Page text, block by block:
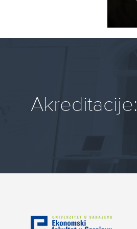
Akreditacije: